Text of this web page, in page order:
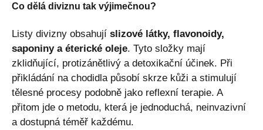
Co dělá diviznu tak výjimečnou?
Listy divizny obsahují slizové látky, flavonoidy,
saponiny a éterické oleje. Tyto složky mají
zklidňující, protizánětlivý a detoxikační účinek. Při
přikládání na chodidla působí skrze kůži a stimulují
tělesné procesy podobně jako reflexní terapie. A
přitom jde o metodu, která je jednoduchá, neinvazivní
a dostupná téměř každému.